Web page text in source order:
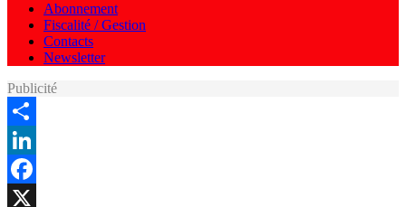
Abonnement
Fiscalité / Gestion
Contacts
Newsletter
Publicité
Share
LinkedIn
Facebook